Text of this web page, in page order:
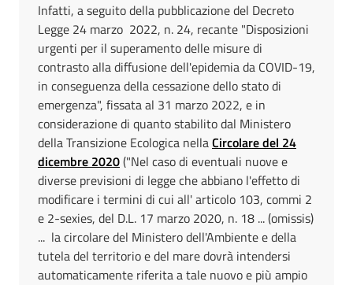
Infatti, a seguito della pubblicazione del Decreto
Legge 24 marzo 2022, n. 24, recante "Disposizioni
urgenti per il superamento delle misure di
contrasto alla diffusione dell'epidemia da COVID-19,
in conseguenza della cessazione dello stato di
emergenza", fissata al 31 marzo 2022, e in
considerazione di quanto stabilito dal Ministero
della Transizione Ecologica nellaCircolare del 24
dicembre 2020("Nel caso di eventuali nuove e
diverse previsioni di legge che abbiano l'effetto di
modificare i termini di cui all' articolo 103, commi 2
e 2-sexies, del D.L. 17 marzo 2020, n. 18 ... (omissis)
... la circolare del Ministero dell'Ambiente e della
tutela del territorio e del mare dovrà intendersi
automaticamente riferita a tale nuovo e più ampio